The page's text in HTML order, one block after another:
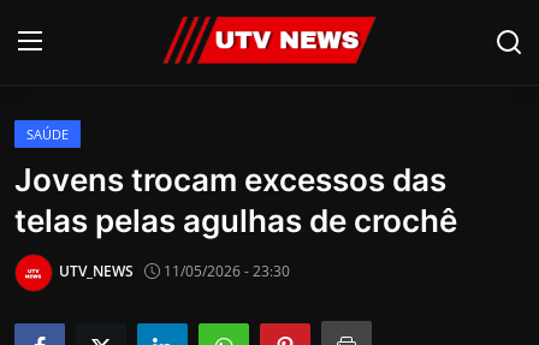
AO VIVO
PIRACICABA
CAMPINAS
LIMEIRA
SAÚDE
Jovens trocam excessos das
telas pelas agulhas de crochê
UTV_NEWS 11/05/2026 - 23:30